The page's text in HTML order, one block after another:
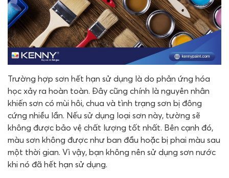
Trường hợp sơn hết hạn sử dụng là do phản ứng hóa
học xảy ra hoàn toàn. Đây cũng chính là nguyên nhân
khiến sơn có mùi hôi, chua và tình trạng sơn bị đông
cứng nhiều lần. Nếu sử dụng loại sơn này, tường sẽ
không được bảo vệ chất lượng tốt nhất. Bên cạnh đó,
màu sơn không được như ban đầu hoặc bị phai màu sau
một thời gian. Vì vậy, bạn không nên sử dụng sơn nước
khi nó đã hết hạn sử dụng.